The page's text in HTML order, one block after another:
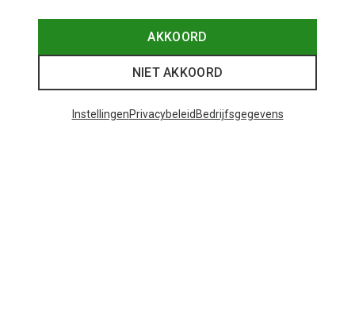
AKKOORD
NIET AKKOORD
InstellingenPrivacybeleid Bedrijfsgegevens